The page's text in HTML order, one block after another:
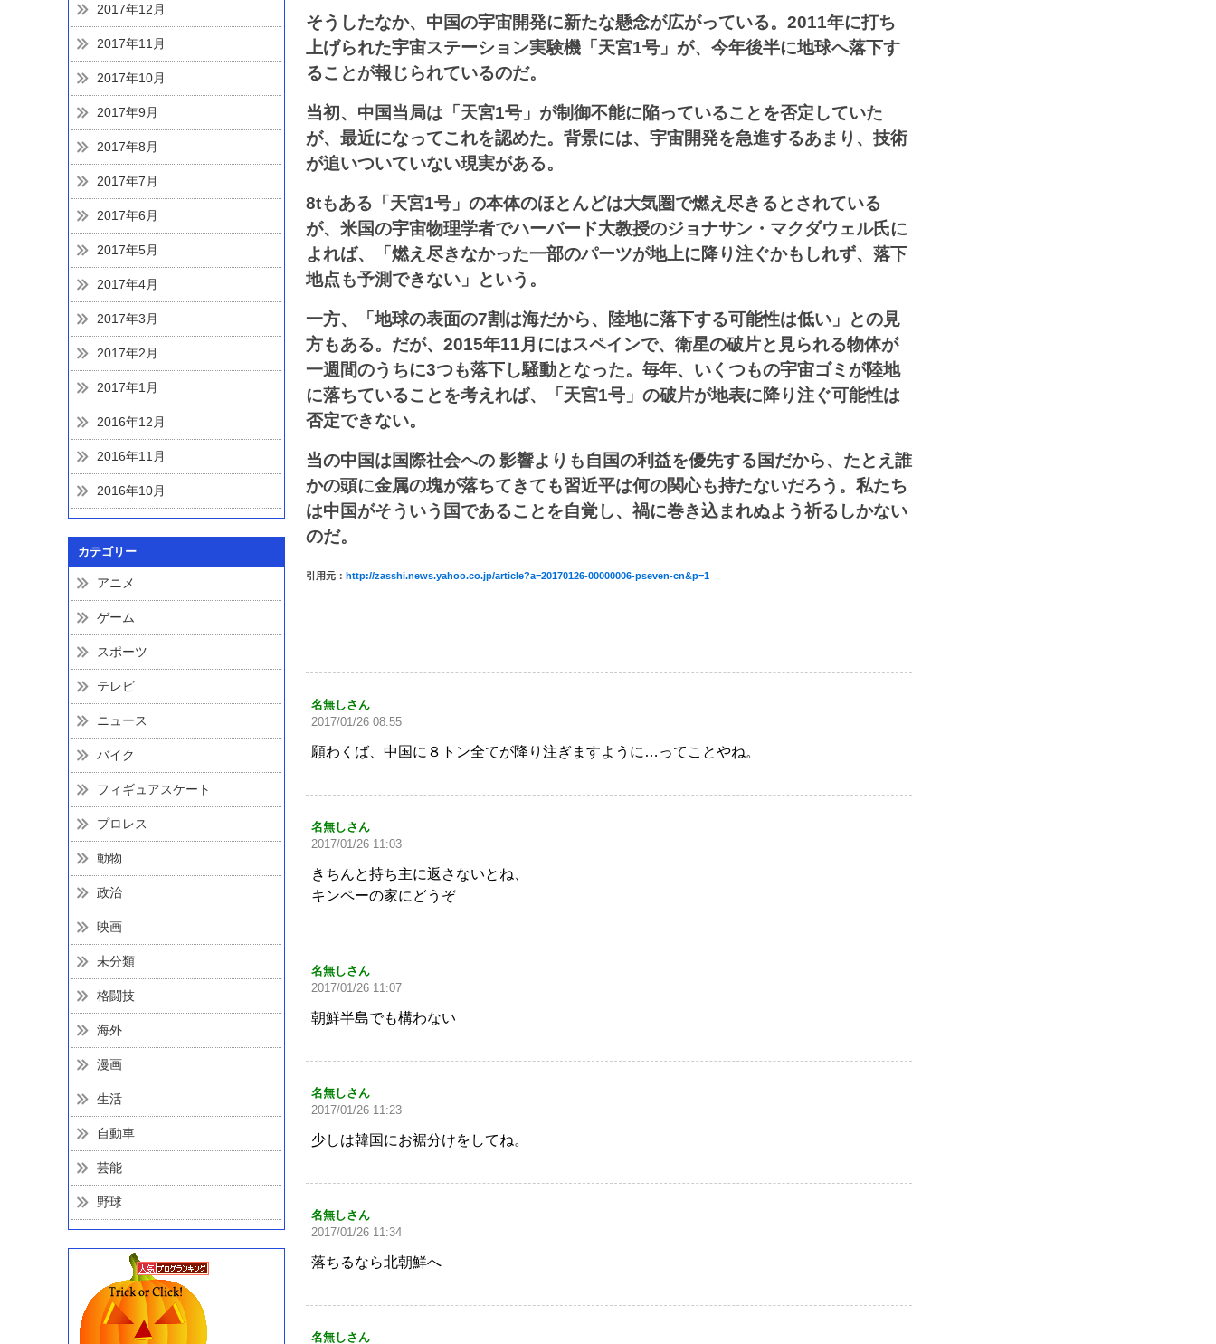
2017年12月
2017年11月
2017年10月
2017年9月
2017年8月
2017年7月
2017年6月
2017年5月
2017年4月
2017年3月
2017年2月
2017年1月
2016年12月
2016年11月
2016年10月
カテゴリー
アニメ
ゲーム
スポーツ
テレビ
ニュース
バイク
フィギュアスケート
プロレス
動物
政治
映画
未分類
格闘技
海外
漫画
生活
自動車
芸能
野球
そうしたなか、中国の宇宙開発に新たな懸念が広がっている。2011年に打ち
上げられた宇宙ステーション実験機「天宮1号」が、今年後半に地球へ落下す
ることが報じられているのだ。
当初、中国当局は「天宮1号」が制御不能に陥っていることを否定していた
が、最近になってこれを認めた。背景には、宇宙開発を急進するあまり、技術
が追いついていない現実がある。
8tもある「天宮1号」の本体のほとんどは大気圏で燃え尽きるとされている
が、米国の宇宙物理学者でハーバード大教授のジョナサン・マクダウェル氏に
よれば、「燃え尽きなかった一部のパーツが地上に降り注ぐかもしれず、落下
地点も予測できない」という。
一方、「地球の表面の7割は海だから、陸地に落下する可能性は低い」との見
方もある。だが、2015年11月にはスペインで、衛星の破片と見られる物体が
一週間のうちに3つも落下し騒動となった。毎年、いくつもの宇宙ゴミが陸地
に落ちていることを考えれば、「天宮1号」の破片が地表に降り注ぐ可能性は
否定できない。
当の中国は国際社会への 影響よりも自国の利益を優先する国だから、たとえ誰
かの頭に金属の塊が落ちてきても習近平は何の関心も持たないだろう。私たち
は中国がそういう国であることを自覚し、禍に巻き込まれぬよう祈るしかない
のだ。
引用元： http://zasshi.news.yahoo.co.jp/article?a=20170126-00000006-pseven-cn&p=1
名無しさん
2017/01/26 08:55
願わくば、中国に８トン全てが降り注ぎますように…ってことやね。
名無しさん
2017/01/26 11:03
きちんと持ち主に返さないとね、
キンペーの家にどうぞ
名無しさん
2017/01/26 11:07
朝鮮半島でも構わない
名無しさん
2017/01/26 11:23
少しは韓国にお裾分けをしてね。
名無しさん
2017/01/26 11:34
落ちるなら北朝鮮へ
名無しさん